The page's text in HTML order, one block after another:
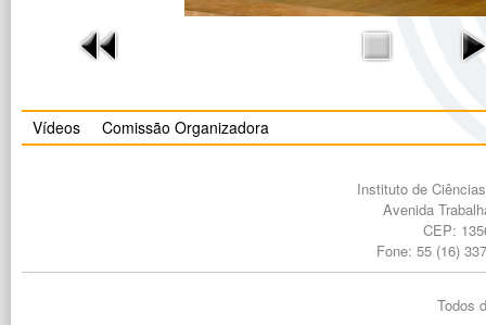
Vídeos Comissão Organizadora
Instituto de
Avenida
CEP:
Fone: 55 (16)
Todos